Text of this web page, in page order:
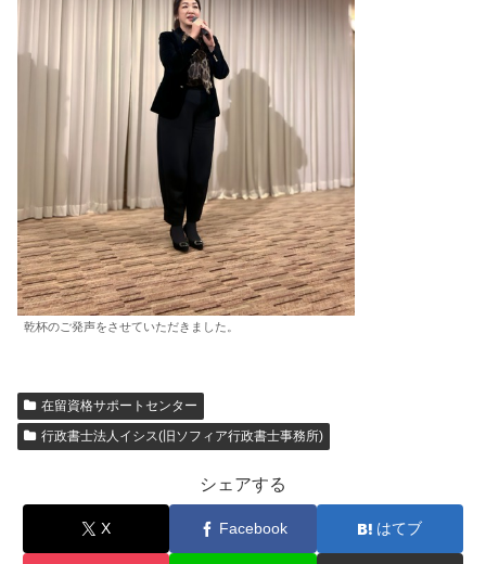
乾杯のご発声をさせていただきました。
在留資格サポートセンター
行政書士法人イシス(旧ソフィア行政書士事務所)
シェアする
X Facebook はてブ